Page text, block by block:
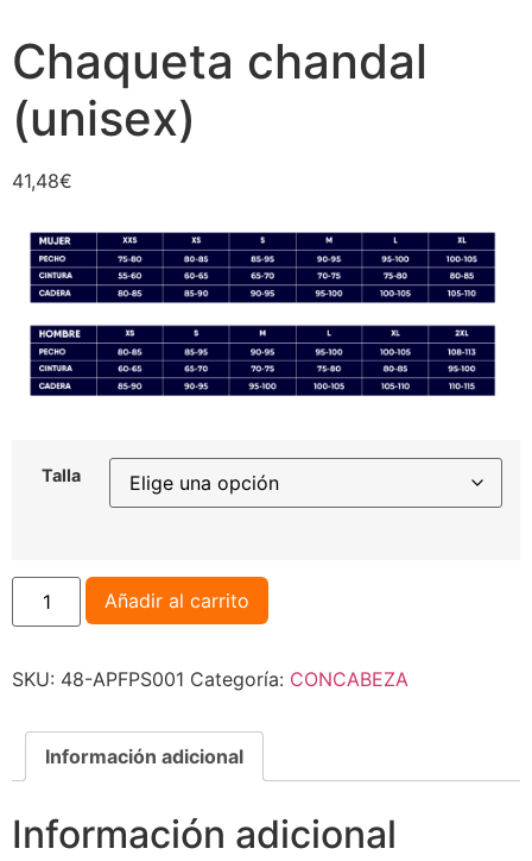
Chaqueta chandal
(unisex)
41,48€
Talla
Añadir al carrito
SKU: 48-APFPS001 Categoría: CONCABEZA
Información adicional
Información adicional